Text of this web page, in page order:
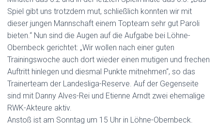
Spiel gibt uns trotzdem mut, schließlich konnten wir mit
dieser jungen Mannschaft einem Topteam sehr gut Paroli
bieten.“ Nun sind die Augen auf die Aufgabe bei Löhne-
Obernbeck gerichtet: „Wir wollen nach einer guten
Trainingswoche auch dort wieder einen mutigen und frechen
Auftritt hinlegen und diesmal Punkte mitnehmen“, so das
Trainerteam der Landesliga-Reserve. Auf der Gegenseite
sind mit Danny Alves-Rei und Etienne Arndt zwei ehemalige
RWK-Akteure aktiv.
Anstoß ist am Sonntag um 15 Uhr in Löhne-Obernbeck.